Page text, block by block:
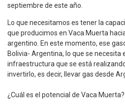
septiembre de este año.
Lo que necesitamos es tener la
que producimos en Vaca Muerta
argentino. En este momento, ese
Bolivia- Argentina, lo que se necesita
infraestructura que se está
invertirlo, es decir, llevar gas desde
¿Cuál es el potencial de Vaca Muerta?